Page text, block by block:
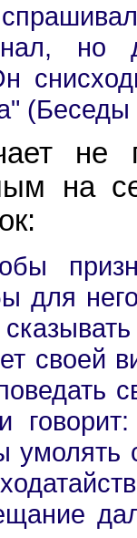
но
не
на
для
своей